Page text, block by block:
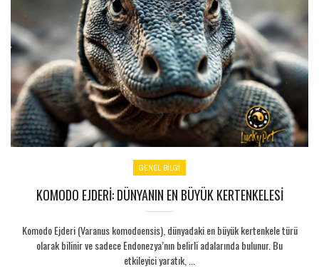
GENEL BILGI
KOMODO EJDERI: DÜNYANIN EN BÜYÜK KERTENKELESI
Komodo Ejderi (Varanus komodoensis), dünyadaki en büyük kertenkele türü
olarak bilinir ve sadece Endonezya’nın belirli adalarında bulunur. Bu
etkileyici yaratık, ...